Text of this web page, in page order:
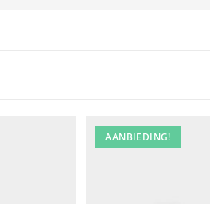
AANBIEDING!